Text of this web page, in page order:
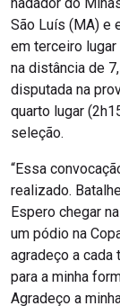
São Luís (MA) e
em terceiro lugar
na distância de
disputada na
quarto lugar
seleção.
“Essa
realizado.
Espero chegar
um pódio na
agradeço a
para a minha
Agradeço a